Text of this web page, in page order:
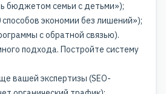
бюджетом семьи с детьми»);
экономии без лишений»);
с обратной связью).
подхода. Постройте систему
вашей экспертизы (SEO-